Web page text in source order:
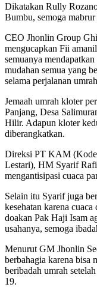
Dikatakan Rully
Bumbu, semoga
CEO Jhonlin Group
mengucapkan Fii
semuanya
mudahan semua yang
selama perjalanan
Jemaah umrah kloter
Panjang, Desa
Hilir. Adapun kloter
diberangkatkan.
Direksi PT KAM
Lestari), HM Syarif
mengantisipasi cuaca
Selain itu Syarif juga
kesehatan karena
doakan Pak Haji Isam
usahanya, semoga
Menurut GM Jhonlin
berbahagia karena bisa
beribadah umrah
19.